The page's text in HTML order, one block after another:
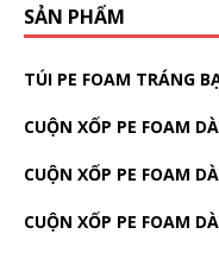
SẢN PHẨM
TÚI PE FOAM TRÁNG
CUỘN XỐP PE FOAM
CUỘN XỐP PE FOAM
CUỘN XỐP PE FOAM